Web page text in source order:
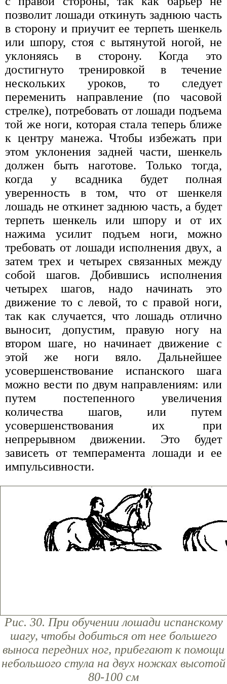
позволит лошади откинуть заднюю часть
в сторону и приучит ее терпеть шенкель
или шпору, стоя с вытянутой ногой, не
уклоняясь в сторону. Когда это
достигнуто тренировкой в течение
нескольких уроков, то следует
переменить направление (по часовой
стрелке), потребовать от лошади подъема
той же ноги, которая стала теперь ближе
к центру манежа. Чтобы избежать при
этом уклонения задней части, шенкель
должен быть наготове. Только тогда,
когда у всадника будет полная
уверенность в том, что от шенкеля
лошадь не откинет заднюю часть, а будет
терпеть шенкель или шпору и от их
нажима усилит подъем ноги, можно
требовать от лошади исполнения двух, а
затем трех и четырех связанных между
собой шагов. Добившись исполнения
четырех шагов, надо начинать это
движение то с левой, то с правой ноги,
так как случается, что лошадь отлично
выносит, допустим, правую ногу на
втором шаге, но начинает движение с
этой же ноги вяло. Дальнейшее
усовершенствование испанского шага
можно вести по двум направлениям: или
путем постепенного увеличения
количества шагов, или путем
усовершенствования их при
непрерывном движении. Это будет
зависеть от темперамента лошади и ее
импульсивности.
Рис. 30. При обучении лошади испанскому
шагу, чтобы добиться от нее большего
выноса передних ног, прибегают к помощи
небольшого стула на двух ножках высотой
80-100 см